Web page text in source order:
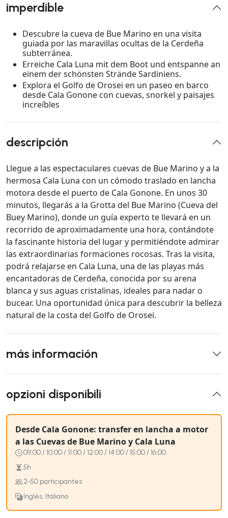
imperdible
Descubre la cueva de Bue Marino en una visita
guiada por las maravillas ocultas de la Cerdeña
subterránea.
Erreiche Cala Luna mit dem Boot und entspanne an
einem der schönsten Strände Sardiniens.
Explora el Golfo de Orosei en un paseo en barco
desde Cala Gonone con cuevas, snorkel y paisajes
increíbles
descripción
Llegue a las espectaculares cuevas de Bue Marino y a la
hermosa Cala Luna con un cómodo traslado en lancha
motora desde el puerto de Cala Gonone. En unos 30
minutos, llegarás a la Grotta del Bue Marino (Cueva del
Buey Marino), donde un guía experto te llevará en un
recorrido de aproximadamente una hora, contándote
la fascinante historia del lugar y permitiéndote admirar
las extraordinarias formaciones rocosas. Tras la visita,
podrá relajarse en Cala Luna, una de las playas más
encantadoras de Cerdeña, conocida por su arena
blanca y sus aguas cristalinas, ideales para nadar o
bucear. Una oportunidad única para descubrir la belleza
natural de la costa del Golfo de Orosei.
más información
opzioni disponibili
Desde Cala Gonone: transfer en lancha a motor
a las Cuevas de Bue Marino y Cala Luna
09:00 / 10:00 / 11:00 / 12:00 / 14:00 / 15:00 / 16:00
5h
2-50 participantes
Inglés, Italiano